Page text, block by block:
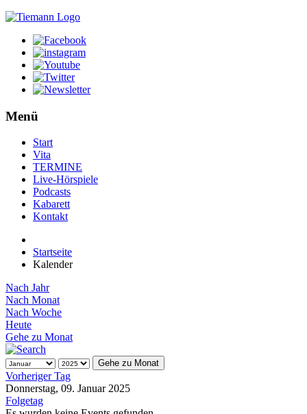
Menü
Start
Vita
TERMINE
Live-Hörspiele
Podcasts
Kabarett
Kontakt
Startseite
Kalender
Nach Jahr
Nach Monat
Nach Woche
Heute
Gehe zu Monat
Gehe zu Monat
Vorheriger Tag
Donnerstag, 09. Januar 2025
Folgetag